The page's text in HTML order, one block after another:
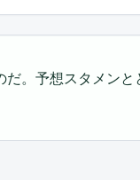
。予想スタメンと